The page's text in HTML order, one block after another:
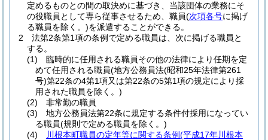
定めるものとの間の取決めに基づき、当該団体の業務にそ
の役職員として専ら従事させるため、職員(次項各号に掲げ
る職員を除く。)を派遣することができる。
2
法第2条第1項の条例で定める職員は、次に掲げる職員と
する。
(1)
臨時的に任用される職員その他の法律により任期を定
めて任用される職員(地方公務員法(昭和25年法律第261
号)第22条の4第1項又は第22条の5第1項の規定により採
用された職員を除く。)
(2)
非常勤の職員
(3)
地方公務員法第22条に規定する条件付採用になってい
る職員(規則で定める職員を除く。)
(4)
川根本町職員の定年等に関する条例(平成17年川根本